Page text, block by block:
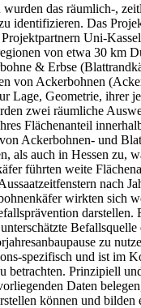
das räumlich-,
identifizieren. Das
Uni-
von etwa 30 km
& Erbse
von Ackerbohnen
Lage, Geometrie, ihrer
zwei räumliche
Flächenanteil
Ackerbohnen- und
als auch in Hessen zu,
führten weite
nach
wirkten sich
darstellen.
zu
spezifisch und ist im
betrachten. Prinzipiell
Daten
können und